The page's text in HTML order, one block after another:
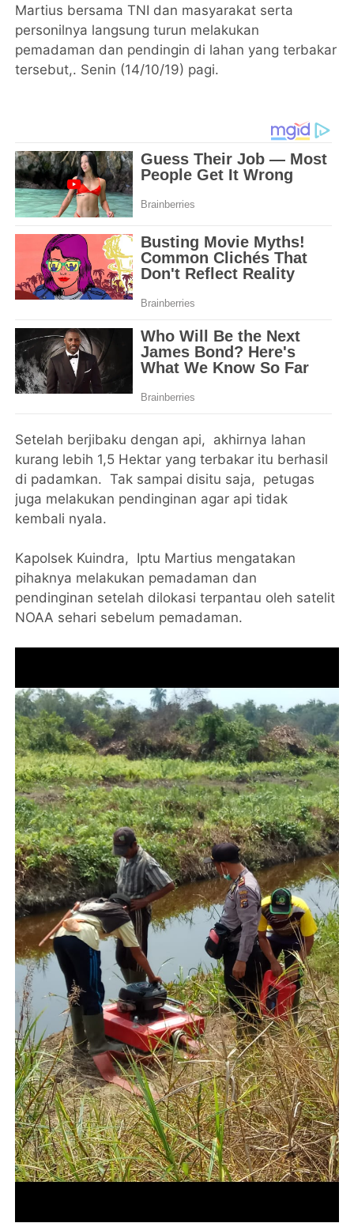
Martius bersama TNI dan masyarakat serta
personilnya langsung turun melakukan
pemadaman dan pendingin di lahan yang terbakar
tersebut,. Senin (14/10/19) pagi.
Setelah berjibaku dengan api, akhirnya lahan
kurang lebih 1,5 Hektar yang terbakar itu berhasil
di padamkan. Tak sampai disitu saja, petugas
juga melakukan pendinginan agar api tidak
kembali nyala.
Kapolsek Kuindra, Iptu Martius mengatakan
pihaknya melakukan pemadaman dan
pendinginan setelah dilokasi terpantau oleh satelit
NOAA sehari sebelum pemadaman.